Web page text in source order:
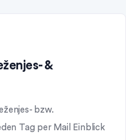
&
bzw.
Tag per Mail Einblick